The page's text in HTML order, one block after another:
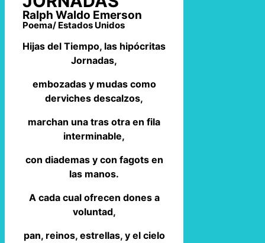
Ralph Waldo Emerson
Poema/ Estados Unidos
Hijas del Tiempo, las hipócritas
Jornadas,
embozadas y mudas como
derviches descalzos,
marchan una tras otra en fila
interminable,
con diademas y con fagots en
las manos.
A cada cual ofrecen dones a
voluntad,
pan, reinos, estrellas, y el cielo